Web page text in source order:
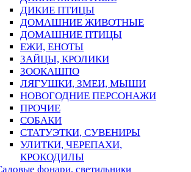
ДИКИЕ ПТИЦЫ
ДОМАШНИЕ ЖИВОТНЫЕ
ДОМАШНИЕ ПТИЦЫ
ЕЖИ, ЕНОТЫ
ЗАЙЦЫ, КРОЛИКИ
ЗООКАШПО
ЛЯГУШКИ, ЗМЕИ, МЫШИ
НОВОГОДНИЕ ПЕРСОНАЖИ
ПРОЧИЕ
СОБАКИ
СТАТУЭТКИ, СУВЕНИРЫ
УЛИТКИ, ЧЕРЕПАХИ,
КРОКОДИЛЫ
фонари, светильники